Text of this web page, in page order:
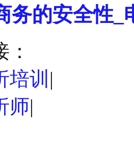
务的安全性_
培训 |
师|